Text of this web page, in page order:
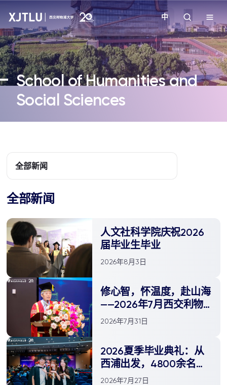
教学
招生
关于我们
中
School of Humanities and
Social Sciences
全部新闻
全部新闻
人文社科学院庆祝2026
届毕业生毕业
2026年8月3日
修心智，怀温度，赴山海
——2026年7月西交利物
浦大学毕业典礼执行校长
2026年7月31日
2026夏季毕业典礼：从
西浦出发，4800余名学
子奔赴辽阔世界！
2026年7月27日